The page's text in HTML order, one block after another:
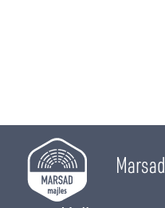
Marsad